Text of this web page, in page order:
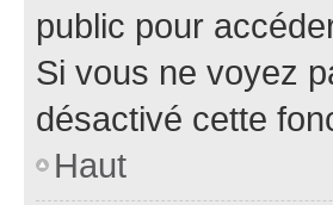
public pour
Si vous ne voyez
désactivé cette
Haut